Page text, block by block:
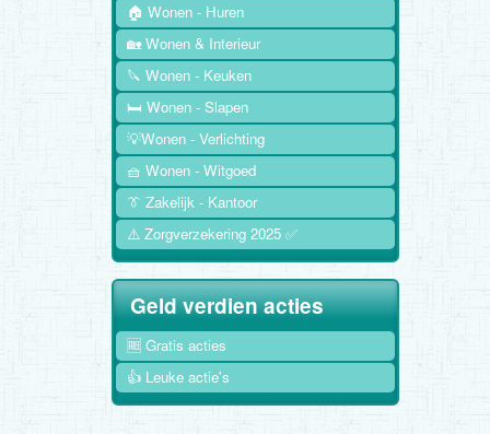
🏠 Wonen - Huren
🏡 Wonen & Interieur
🔪 Wonen - Keuken
🛏️ Wonen - Slapen
💡Wonen - Verlichting
🧺 Wonen - Witgoed
👔 Zakelijk - Kantoor
⚠️ Zorgverzekering 2025 ✅
Geld verdien acties
🆓 Gratis acties
👍 Leuke actie's